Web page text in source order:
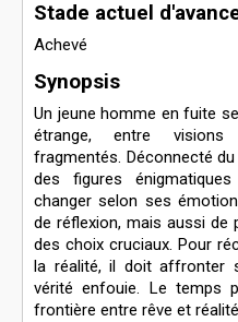
Stade actuel
Achevé
Synopsis
Un jeune homme en fuite
étrange, entre
fragmentés. Déconnecté
des figures
changer selon ses
de réflexion, mais aussi de
des choix cruciaux. Pour
la réalité, il doit affronter
vérité enfouie. Le temps
frontière entre rêve et